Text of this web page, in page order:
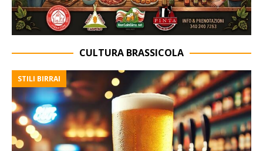
CULTURA BRASSICOLA
STILI BIRRAI